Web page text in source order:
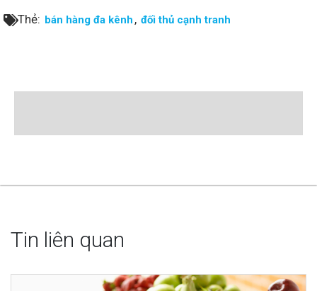
Thẻ: bán hàng đa kênh , đối thủ cạnh tranh
Tin liên quan